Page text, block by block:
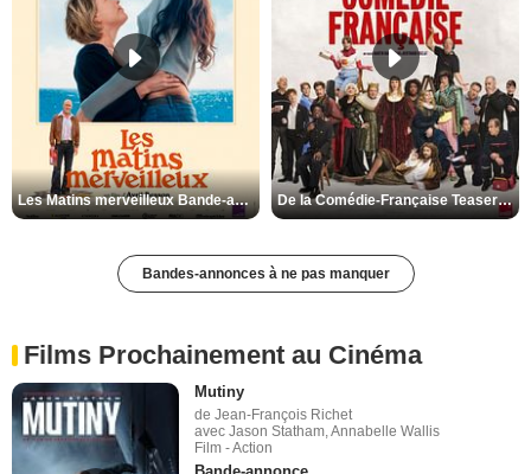
Les Matins merveilleux Bande-annonce VF De la Comédie-Française Teaser VF
Bandes-annonces à ne pas manquer
Films Prochainement au Cinéma
Mutiny
de Jean-François Richet
avec Jason Statham, Annabelle Wallis
Film - Action